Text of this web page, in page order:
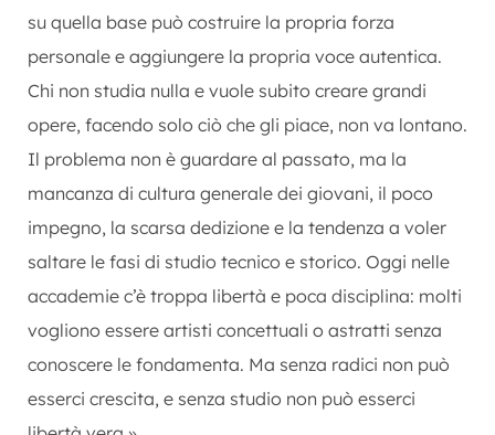
su quella base può costruire la propria forza
personale e aggiungere la propria voce autentica.
Chi non studia nulla e vuole subito creare grandi
opere, facendo solo ciò che gli piace, non va lontano.
Il problema non è guardare al passato, ma la
mancanza di cultura generale dei giovani, il poco
impegno, la scarsa dedizione e la tendenza a voler
saltare le fasi di studio tecnico e storico. Oggi nelle
accademie c’è troppa libertà e poca disciplina: molti
vogliono essere artisti concettuali o astratti senza
conoscere le fondamenta. Ma senza radici non può
esserci crescita, e senza studio non può esserci